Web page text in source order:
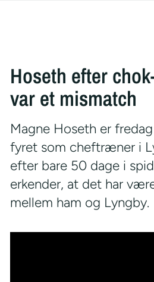
Hoseth efter
var et mismatch
Magne Hoseth er
fyret som cheftræner i
efter bare 50 dage i
erkender, at det har
mellem ham og Lyngby.